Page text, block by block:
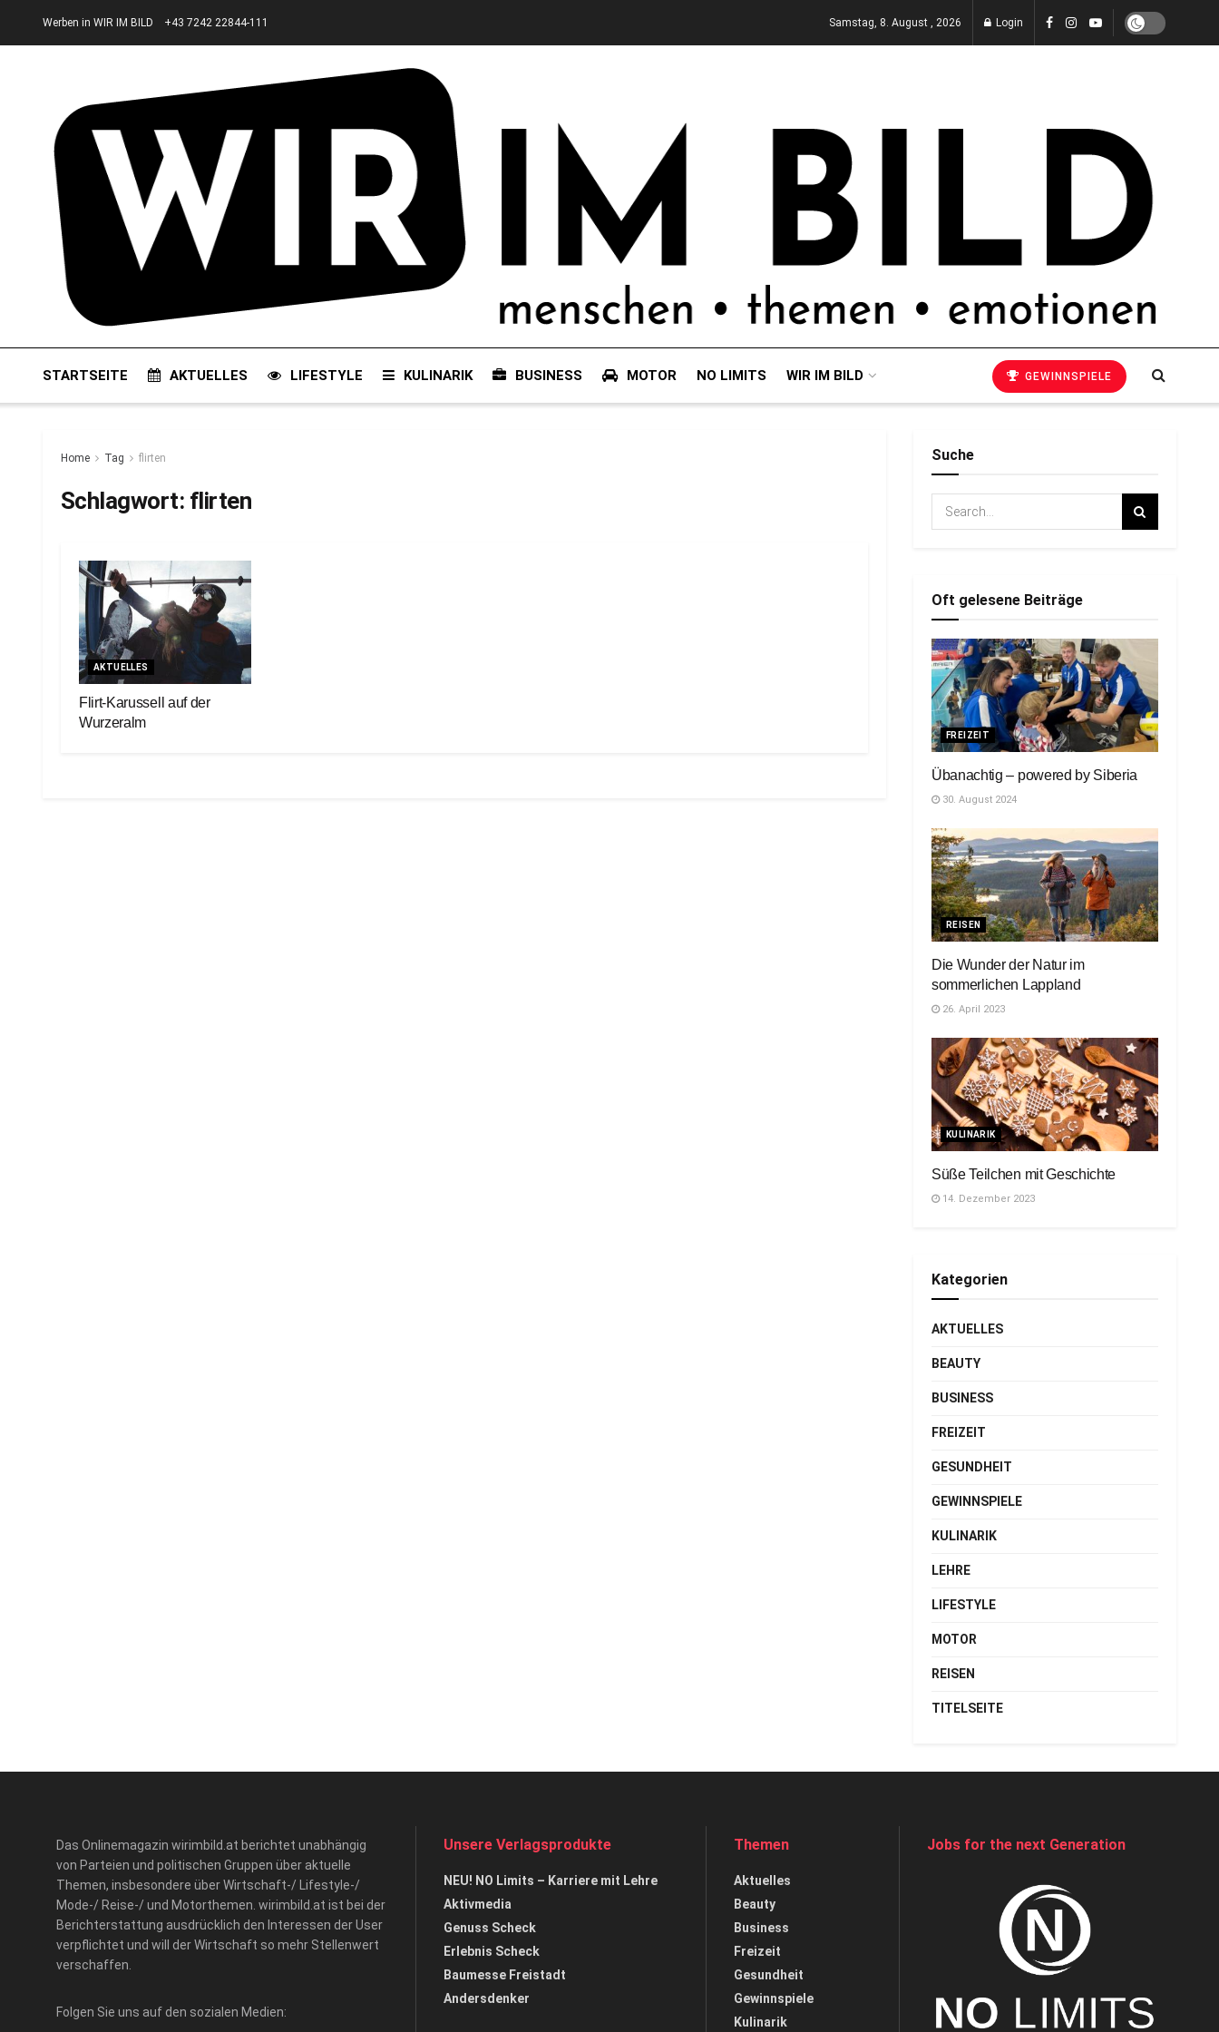
Werben in WIR IM BILD +43 7242 22844-111 Samstag, 8. August , 2026 Login
STARTSEITE AKTUELLES LIFESTYLE KULINARIK BUSINESS MOTOR NO LIMITS WIR IM BILD GEWINNSPIELE
Home Tag flirten
Schlagwort: flirten
AKTUELLES
Flirt-Karussell auf der
Wurzeralm
Suche
Oft gelesene Beiträge
FREIZEIT
Übanachtig – powered by Siberia
30. August 2024
REISEN
Die Wunder der Natur im
sommerlichen Lappland
26. April 2023
KULINARIK
Süße Teilchen mit Geschichte
14. Dezember 2023
Kategorien
AKTUELLES
BEAUTY
BUSINESS
FREIZEIT
GESUNDHEIT
GEWINNSPIELE
KULINARIK
LEHRE
LIFESTYLE
MOTOR
REISEN
TITELSEITE
Das Onlinemagazin wirimbild.at berichtet unabhängig
von Parteien und politischen Gruppen über aktuelle
Themen, insbesondere über Wirtschaft-/ Lifestyle-/
Mode-/ Reise-/ und Motorthemen. wirimbild.at ist bei der
Berichterstattung ausdrücklich den Interessen der User
verpflichtet und will der Wirtschaft so mehr Stellenwert
verschaffen.
Folgen Sie uns auf den sozialen Medien:
Unsere Verlagsprodukte
NEU! NO Limits – Karriere mit Lehre
Aktivmedia
Genuss Scheck
Erlebnis Scheck
Baumesse Freistadt
Andersdenker
Themen
Aktuelles
Beauty
Business
Freizeit
Gesundheit
Gewinnspiele
Kulinarik
Jobs for the next Generation